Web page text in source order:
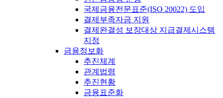
국제금융전문표준(ISO 20022) 도입
결제부족자금 지원
결제완결성 보장대상 지급결제시스템
지정
금융정보화
추진체계
관계법령
추진현황
금융표준화